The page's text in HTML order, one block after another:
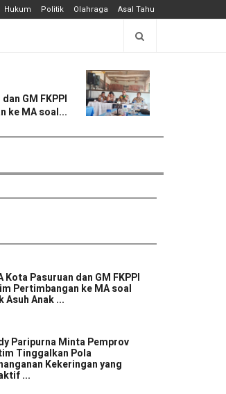
Hukum Politik Olahraga Asal Tahu
GM FKPPI
ke MA soal...
Kota Pasuruan dan GM FKPPI
Pertimbangan ke MA soal
Asuh Anak ...
Paripurna Minta Pemprov
Tinggalkan Pola
Kekeringan yang
...